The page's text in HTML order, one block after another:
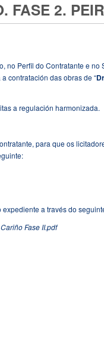
FASE 2.
no Perfil do Contratante e
contratación das obras de “
a regulación harmonizada.
para que os
a través do
Fase II.pdf